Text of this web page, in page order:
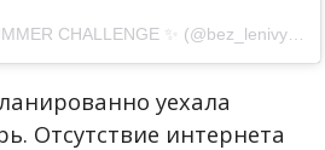
Публикация от IT’S YOUR SUMMER CHALLENGE ✨ (@bez_lenivyh_zadnic)
уехала
Отсутствие интернета